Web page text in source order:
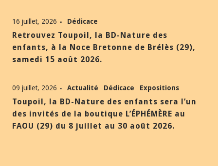
16 juillet, 2026 Dédicace
Retrouvez Toupoil, la BD-Nature des
enfants, à la Noce Bretonne de Brélès (29),
samedi 15 août 2026.
09 juillet, 2026 Actualité Dédicace Expositions
Toupoil, la BD-Nature des enfants sera l’un
des invités de la boutique L’ÉPHÉMÈRE au
FAOU (29) du 8 juillet au 30 août 2026.